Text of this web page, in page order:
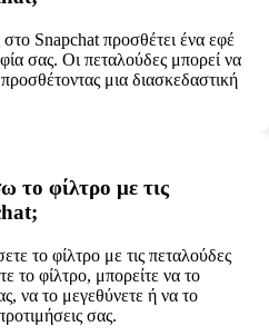
Snapchat προσθέτει ένα εφέ
σας. Οι πεταλούδες μπορεί να
μια διασκεδαστική
φίλτρο με τις
το φίλτρο με τις πεταλούδες
το φίλτρο, μπορείτε να το
να το μεγεθύνετε ή να το
σας.